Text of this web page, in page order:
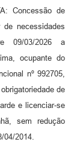
Concessão de
de necessidades
09/03/2026 a
ocupante do
nº 992705,
de
e licenciar-se
sem redução
04/2014.